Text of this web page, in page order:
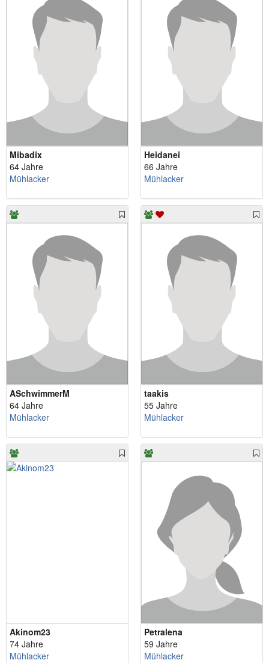
Mibadix
64 Jahre
Mühlacker
Heidanei
66 Jahre
Mühlacker
ASchwimmerM
64 Jahre
Mühlacker
taakis
55 Jahre
Mühlacker
Akinom23
74 Jahre
Mühlacker
Petralena
59 Jahre
Mühlacker